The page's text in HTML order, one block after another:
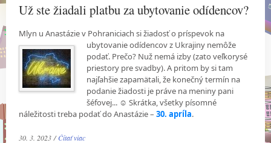
Už ste žiadali platbu za ubytovanie odídencov?
Mlyn u Anastázie v Pohraniciach si žiadosť o príspevok na
ubytovanie odídencov z Ukrajiny nemôže
podať. Prečo? Nuž nemá izby (zato veľkorysé
priestory pre svadby). A pritom by si tam
najľahšie zapamätali, že konečný termín na
podanie žiadosti je práve na meniny pani
šéfovej... ☺ Skrátka, všetky písomné
náležitosti treba podať do Anastázie – 30. apríla.
30. 3. 2023 /Čítať viac